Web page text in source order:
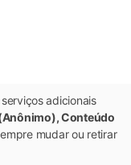
adicionais
Conteúdo
mudar ou retirar